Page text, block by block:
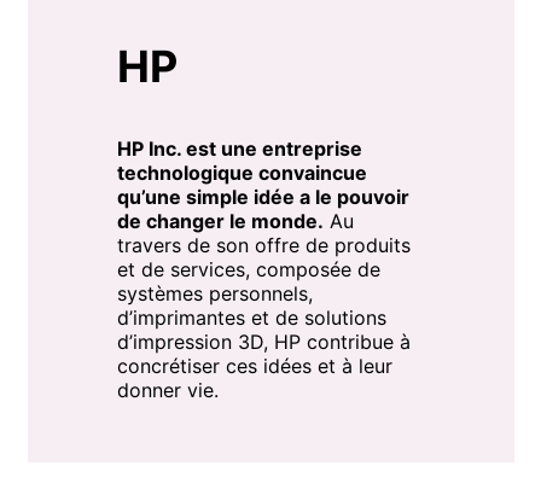
HP
HP Inc. est une entreprise
technologique convaincue
qu’une simple idée a le pouvoir
de changer le monde. Au
travers de son offre de produits
et de services, composée de
systèmes personnels,
d’imprimantes et de solutions
d’impression 3D, HP contribue à
concrétiser ces idées et à leur
donner vie.